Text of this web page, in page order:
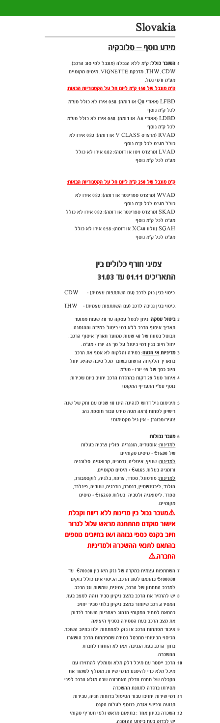
Slovakia
מידע נוסף – סלובקיה
השובר כולל: ק"מ ללא הגבלה (מוגבל לפי סוג הרכב),
THW ,CDW, מדבקת
VIGNETTE
, מיסים מקומיים,
מע"מ ודמי נמל.
ק"מ מוגבל של 150 ק"מ ליום חל על הקטגוריות הבאות:
LFBD ​​(אאודי Q8 או דומה): 0.58 אירו לא כולל מע"מ
לכל ק"מ נוסף
LDBD (אאודי A6 או דומה): 0.58 אירו לא כולל מע"מ
לכל ק"מ נוסף
RVAD (מרצדס V CLASS או דומה): 0.82 אירו לא
כולל מע"מ לכל ק"מ נוסף
LVAD (מרצדס ויטו או דומה): 0.82 אירו לא כולל
מע"מ לכל ק"מ נוסף
ק"מ מוגבל של 250 ק"מ ליום חל על הקטגוריות הבאות:
WVAD (מרצדס ספרינטר או דומה): 0.82 אירו לא
כולל מע"מ לכל ק"מ נוסף
SKAD (מרצדס ספרינטר או דומה): 0.82 אירו לא כולל
מע"מ לכל ק"מ נוסף
SGAH (וולוו XC40 או דומה): 0.58 אירו לא כולל
מע"מ לכל ק"מ נוסף
צמיגי חורף כלולים בין
התאריכים 01.11 עד 31.03
CDW - כיסוי בגין נזק לרכב (עם השתתפות עצמית).
THW - כיסוי בגין גניבה לרכב (עם השתתפות עצמית).
ביטול עסקה
: ניתן לבטל עסקה עד 48 שעות ממועד
תאריך איסוף הרכב ללא דמי ביטול. במידה וההזמנה
תבוטל בטווח של 48 שעות ממועד תאריך איסוף הרכב ,
יחול חיוב בגין דמי ביטול על סך 45 יורו + מע"מ .
מדיניות אי הגעה: במידה והלקוח לא אסף את הרכב
בתאריך הלקיחה הרשום בשובר מכל סיבה שהיא, יחול
חיוב בסך של 95 יורו + מע"מ.
איחור מעל 29 דקות בהחזרת הרכב יחויב ביום שכירות
נוסף עפ"י התעריף המקומי.
מינימום גיל דרוש לנהיגה הינו 18 שנים עם ותק של שנה
רישיון לפחות (ראה מטה מידע עבור תוספת נהג
צעיר/מבוגר). - אין גיל מקסימום!
מעבר גבולות:
למדינות: אוסטריה, הונגריה, פולין וצ'כיה בעלות
של €16.00 + מיסים מקומיים.
למדינות: שוויץ, איטליה, גרמניה, קרואטיה, סלובניה
ורומניה בעלות €40.65 + מיסים מקומיים.
למדינות: פורטוגל, ספרד, צרפת, בלגיה, לוקסמבורג,
הולנד, ליכטנשטיין, דנמרק, נורבגיה, שוודיה, פינלנד,
ספרד, ליטואניה ולטביה בעלות €162.60 + מיסים
מקומיים.
⚠️מעבר גבול בין מדינות ללא דיווח וקבלת
אישור מוקדם מהתחנה מראש עלול לגרור
חיוב בקנס כספי גבוהה ו/או בחיובים נוספים
בהתאם לתנאי ההשכרה ולמדיניות
החברה.⚠️
השתתפות עצמית במקרה של נזק היא בין €700.00 עד
€4000.00 בהתאם לסוג הרכב. הכיסוי אינו כולל נזקים
למרכב התחתון של הרכב, צמיגים, שמשות וגג הרכב.
יש להחזיר את הרכב במצב ניקיון סביר וזהה למצב בעת
המסירה. רכב שיוחזר במצב ניקיון בלתי סביר יחויב
בהתאם למחיר המקומי הנהוג. באחריות השוכר לבדוק
את מצב הרכב בעת המסירה בסניף היציאה.
איבוד מפתחות הרכב או נזק למפתחות ילוו בחיוב השוכר.
הכיסוי הביטוחי מתבטל במידה שמפתחות הרכב הושארו
בתוך הרכב בעת הגניבה ו/או לא הוחזרו לחברת
ההשכרה.
הרכב יימסר עם מיכל דלק מלא ומומלץ להחזירו עם
מיכל מלא כדי להימנע מדמי שירות. מומלץ לשמור את
הקבלה של תחנת הדלק האחרונה שבה מולא הרכב לפני
מסירתו בחזרה לתחנת ההשכרה
דמי שירות יחויבו עבור הטיפול בדוחות חניה, עבירות
תנועה וכבישי אגרה, בנוסף לעלות הקנס.
השכרה בכיוון אחד : בתיאום מראש ולפי תעריף מקומי
יש לבדוק בעת ביצוע ההזמנה.